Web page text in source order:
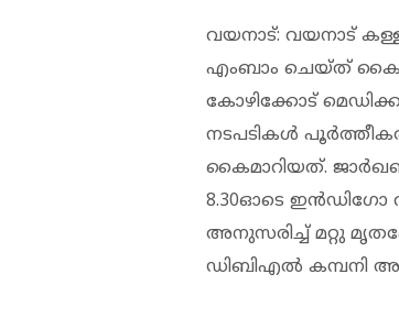
വയനാട്: വയനാട്
എംബാം ചെയ്ത്
കോഴിക്കോട്
നടപടികള്‍
കൈമാറിയത്.
8.30ഓടെ ഇന്‍ഡിഗോ
അനുസരിച്ച് മറ്റു
ഡിബിഎല്‍ കമ്പനി